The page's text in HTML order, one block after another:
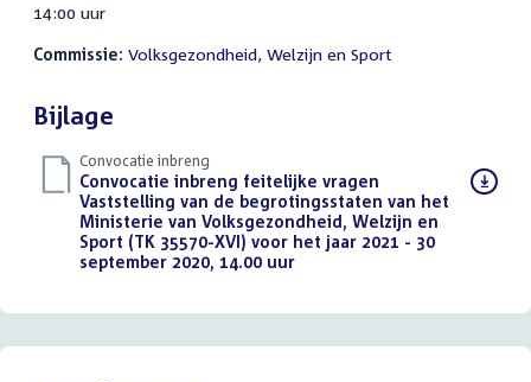
14:00 uur
Commissie: Volksgezondheid, Welzijn en Sport
Bijlage
Convocatie inbreng
Download
bestand:
Convocatie inbreng feitelijke vragen
Vaststelling van de begrotingsstaten van het
Ministerie van Volksgezondheid, Welzijn en
Sport (TK 35570-XVI) voor het jaar 2021 - 30
september 2020, 14.00 uur(PDF)